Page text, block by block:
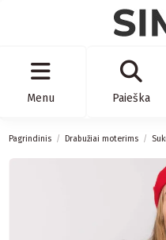
Menu Paieška
Pagrindinis Drabužiai moterims